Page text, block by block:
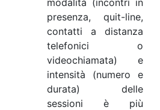
presenza, quit-line,
contatti a distanza
telefonici o
videochiamata) e
intensità (numero e
durata) delle
sessioni è più